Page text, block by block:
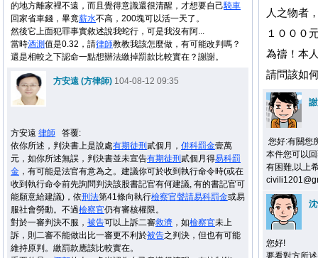
人之物者
１０００
為禱！本
請問該如
您好:有關您
本件您可以
有困難,以上
您好!
要看對方所
的地方離家裡不遠，而且覺得意識還很清醒，才想要自己騎車
回家省車錢，畢竟薪水不高，200塊可以活一天了。
然後它上面犯罪事實敘述說我蛇行，可是我沒有阿...
當時酒測值是0.32，請律師教教我該怎麼做，有可能改判嗎？
還是相較之下認命一點想辦法繳掉罰款比較實在？謝謝。
方安遠 (方律師) 104-08-12 09:35
方安遠 律師 答覆:
依你所述，判決書上是說處有期徒刑 貳個月， 併科罰金壹萬
元，如你所述無誤，判決書並未宣告有期徒刑 貳個月得易科罰
金 ，有可能是法官有意為之。建議你可於收到執行命令時(或在
收到執行命令前先詢問判決該股書記官有何建議, 有的書記官可
能願意給建議)，依刑法第41條向執行檢察官聲請易科罰金或易
服社會勞動。不過檢察官仍有審核權限。
對於一審判決不服， 被告可以上訴二審救濟 ，如檢察官未上
訴，則二審不能做出比一審更不利於被告之判決，但也有可能
維持原判。繳罰款應該比較實在。